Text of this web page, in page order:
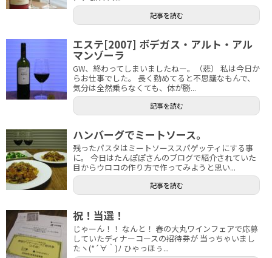
記事を読む
エステ[2007] ボデガス・アルト・アル
マンゾーラ
GW、終わってしまいましたねー。（悲） 私は今日か
らお仕事でした。 長く勤めてると不思議なもんで、
気分は全然乗らなくても、体が勝...
記事を読む
ハンバーグでミートソース。
残ったパスタはミートソーススパゲッティにする事
に。 今日はたんぽぽさんのブログで紹介されていた
目からウロコの作り方で作ってみようと思い...
記事を読む
祝！当選！
じゃーん！！ なんと！ 春の大丸ワインフェアで応募
していたディナーコースの招待券が 当っちゃいまし
たヽ(*´∀｀)ﾉ ひゃっほぅ...